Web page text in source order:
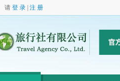
请 登 录 注 册